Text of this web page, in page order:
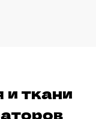
и ткани